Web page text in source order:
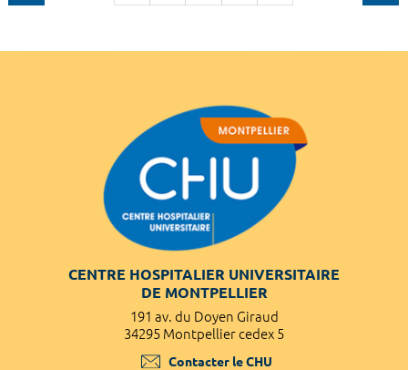
CENTRE HOSPITALIER UNIVERSITAIRE
DE MONTPELLIER
191 av. du Doyen Giraud
34295 Montpellier cedex 5
Contacter le CHU